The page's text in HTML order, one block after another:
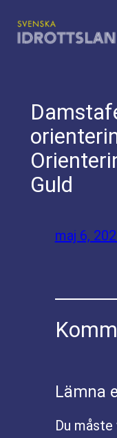
till
Guld
maj 6,
Lämna
Du måste